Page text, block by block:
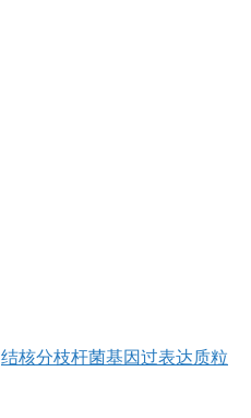
结核分枝杆菌基因过表达质粒